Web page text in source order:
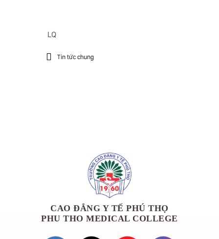
LQ
Tin tức chung
CAO ĐẲNG Y TẾ PHÚ THỌ
PHU THO MEDICAL COLLEGE